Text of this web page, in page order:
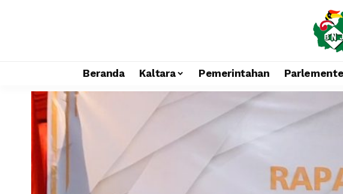
Beranda Kaltara Pemerintahan